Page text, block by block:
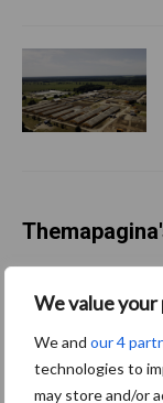
We value your
We and our 4
technologies to
may store and/or